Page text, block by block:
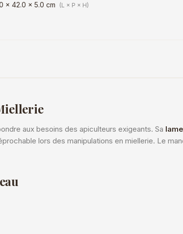
× 42.0 × 5.0 cm (L × P × H)
aux besoins des apiculteurs exigeants. Sa
lors des manipulations en miellerie. Le